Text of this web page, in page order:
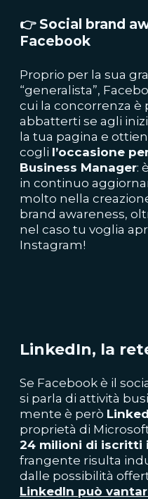
👉Social brand
Facebook
Proprio per la sua
“generalista”,
cui la concorrenza è
abbatterti se agli
la tua pagina e
cogli l’occasione
Business Manager:
in continuo
molto nella
brand awareness,
nel caso tu voglia
Instagram!
LinkedIn, la
Se Facebook è il
si parla di attività
mente è però
proprietà di
24 milioni di iscritti
frangente risulta
dalle possibilità
LinkedIn può